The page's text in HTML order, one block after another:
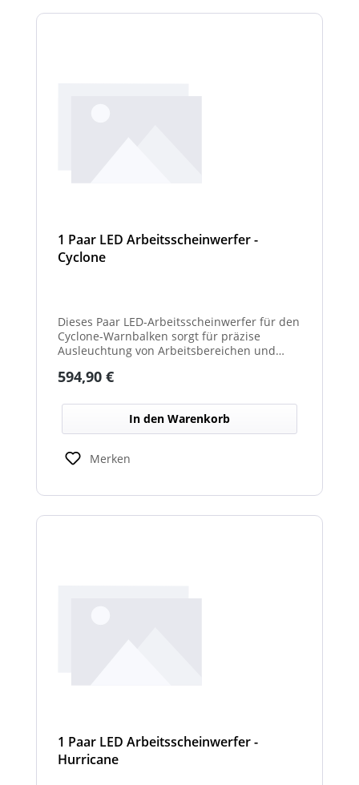
1 Paar LED Arbeitsscheinwerfer -
Cyclone
Dieses Paar LED-Arbeitsscheinwerfer für den
Cyclone-Warnbalken sorgt für präzise
Ausleuchtung von Arbeitsbereichen und
schlechten Lichtverhältnissen.
Regulärer Preis:
594,90 €
In den Warenkorb
Merken
1 Paar LED Arbeitsscheinwerfer -
Hurricane